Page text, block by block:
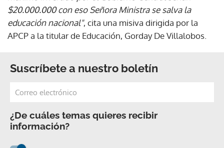
$20.000.000 con eso Señora Ministra se salva la
educación nacional", cita una misiva dirigida por la
APCP a la titular de Educación, Gorday De Villalobos.
Suscríbete a nuestro boletín
¿De cuáles temas quieres recibir
información?